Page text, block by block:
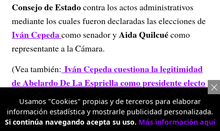
Consejo de Estadocontra los actos administrativos
mediante los cuales fueron declaradas las elecciones de
Iván Cepedacomo senador yAida Quilcuécomo
representante a la Cámara.
(Vea también: Iván Cepeda cuestiona la legitimidad
de Abelardo De La Espriella como presidente electo
por su doble nacionalidad
Usamos "Cookies" propias y de terceros para elaborar
información estadística y mostrarle publicidad personalizada.
Si continúa navegando acepta su uso. Más información aquí